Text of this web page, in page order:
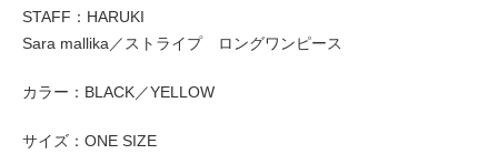
STAFF：HARUKI
Sara mallika／ストライプ ロングワンピース
カラー：BLACK／YELLOW
サイズ：ONE SIZE